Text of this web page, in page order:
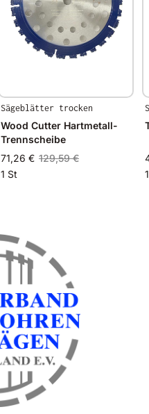
Sägeblätter trocken
Wood Cutter Hartmetall-
Trennscheibe
71,26 € 129,59 €
1 St